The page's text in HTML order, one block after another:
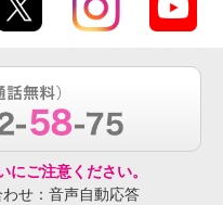
ご注意ください。
せ：音声自動応答